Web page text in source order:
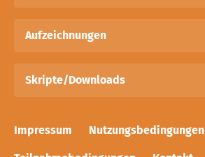
Aufzeichnungen
Skripte/Downloads
Impressum Nutzungsbedingungen